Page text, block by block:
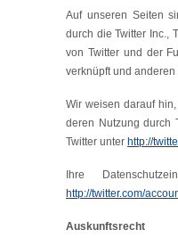
Auf unseren Seiten
durch die Twitter Inc.,
von Twitter und der
verknüpft und
Wir weisen darauf
deren Nutzung durch
Twitter unter http://
Ihre
http://twitter.com/
Auskunftsrecht